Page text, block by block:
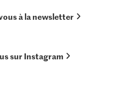
à la newsletter
sur Instagram